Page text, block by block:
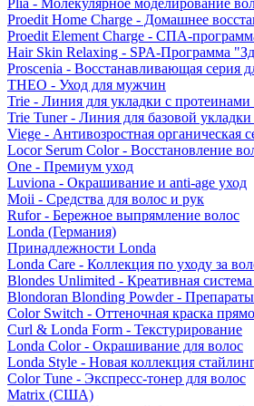
Plia - Молекулярное моделирование
Proedit Home Charge - Домашнее
Proedit Element Charge - СПА-
Hair Skin Relaxing - SPA-Программа
Proscenia - Восстанавливающая серия
THEO - Уход для мужчин
Trie - Линия для укладки с
Trie Tuner - Линия для базовой
Viege - Антивозростная органическая
Locor Serum Color - Восстановление
One - Премиум уход
Luviona - Окрашивание и anti-age уход
Moii - Средства для волос и рук
Rufor - Бережное выпрямление волос
Londa (Германия)
Принадлежности Londa
Londa Care - Коллекция по уходу за
Blondes Unlimited - Креативная
Blondoran Blonding Powder - Препараты
Color Switch - Оттеночная краска
Curl & Londa Form - Текстурирование
Londa Color - Окрашивание для волос
Londa Style - Новая коллекция
Color Tune - Экспресс-тонер для волос
Matrix (США)